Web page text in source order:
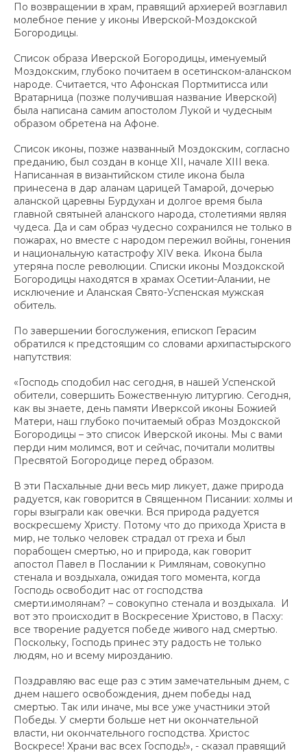
По возвращении в храм, правящий архиерей возглавил
молебное пение у иконы Иверской-Моздокской
Богородицы.
Список образа Иверской Богородицы, именуемый
Моздокским, глубоко почитаем в осетинском-аланском
народе. Считается, что Афонская Портмитисса или
Вратарница (позже получившая название Иверской)
была написана самим апостолом Лукой и чудесным
образом обретена на Афоне.
Список иконы, позже названный Моздокским, согласно
преданию, был создан в конце ХII, начале ХIII века.
Написанная в византийском стиле икона была
принесена в дар аланам царицей Тамарой, дочерью
аланской царевны Бурдухан и долгое время была
главной святыней аланского народа, столетиями являя
чудеса. Да и сам образ чудесно сохранился не только в
пожарах, но вместе с народом пережил войны, гонения
и национальную катастрофу ХIV века. Икона была
утеряна после революции. Списки иконы Моздокской
Богородицы находятся в храмах Осетии-Алании, не
исключение и Аланская Свято-Успенская мужская
обитель.
По завершении богослужения, епископ Герасим
обратился к предстоящим со словами архипастырского
напутствия:
«Господь сподобил нас сегодня, в нашей Успенской
обители, совершить Божественную литургию. Сегодня,
как вы знаете, день памяти Иверксой иконы Божией
Матери, наш глубоко почитаемый образ Моздокской
Богородицы – это список Иверской иконы. Мы с вами
перди ним молимся, вот и сейчас, почитали молитвы
Пресвятой Богородице перед образом.
В эти Пасхальные дни весь мир ликует, даже природа
радуется, как говорится в Священном Писании: холмы и
горы взыграли как овечки. Вся природа радуется
воскресшему Христу. Потому что до прихода Христа в
мир, не только человек страдал от греха и был
порабощен смертью, но и природа, как говорит
апостол Павел в Послании к Римлянам, совокупно
стенала и воздыхала, ожидая того момента, когда
Господь освободит нас от господства
смерти.имолянам? – совокупно стенала и воздыхала. И
вот это происходит в Воскресение Христово, в Пасху:
все творение радуется победе живого над смертью.
Поскольку, Господь принес эту радость не только
людям, но и всему мирозданию.
Поздравляю вас еще раз с этим замечательным днем, с
днем нашего освобождения, днем победы над
смертью. Так или иначе, мы все уже участники этой
Победы. У смерти больше нет ни окончательной
власти, ни окончательного господства. Христос
Воскресе! Храни вас всех Господь!», - сказал правящий